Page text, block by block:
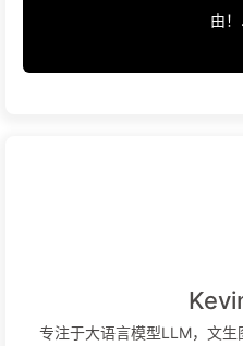
由
专注于大语言模型LLM，文